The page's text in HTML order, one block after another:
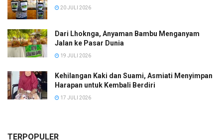
20 JULI 2026
Dari Lhoknga, Anyaman Bambu Menganyam
Jalan ke Pasar Dunia
19 JULI 2026
Kehilangan Kaki dan Suami, Asmiati Menyimpan
Harapan untuk Kembali Berdiri
17 JULI 2026
TERPOPULER